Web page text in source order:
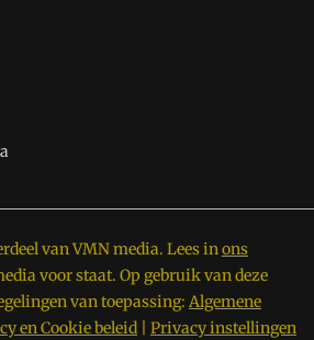
van VMN media. Lees inons
voor staat. Op gebruik van deze
van toepassing: Algemene
en Cookie beleid Privacy instellingen